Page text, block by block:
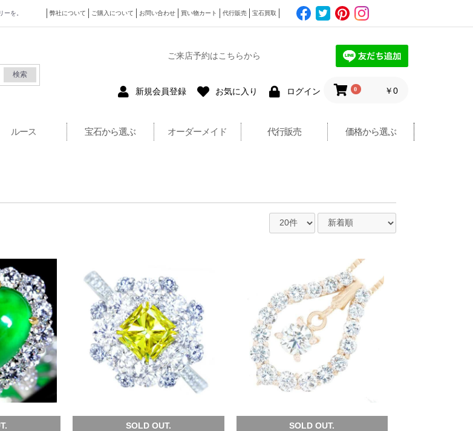
を。 弊社について ご購入について お問い合わせ 買い物カート 代行販売 宝石買取
検索
ご来店予約はこちらから
新規会員登録 お気に入り ログイン 0 ￥0
ルース 宝石から選ぶ オーダーメイド 代行販売 価格から選ぶ
SOLD OUT. SOLD OUT.